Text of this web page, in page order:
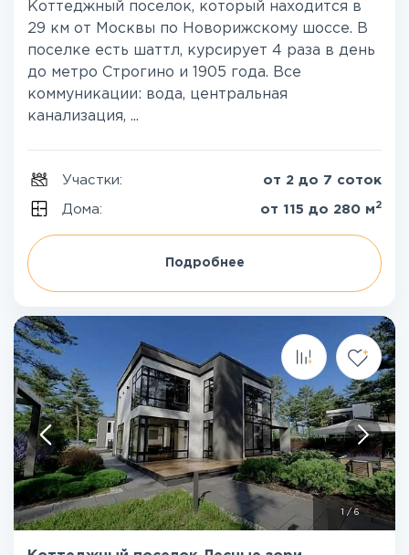
Коттеджный поселок, который находится в
29 км от Москвы по Новорижскому шоссе. В
поселке есть шаттл, курсирует 4 раза в день
до метро Строгино и 1905 года. Все
коммуникации: вода, центральная
канализация, ...
Участки: от 2 до 7 соток
Дома: от 115 до 280 м 2
Подробнее
/6